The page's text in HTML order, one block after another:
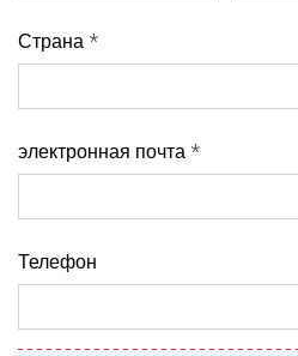
Страна *
электронная почта *
Телефон